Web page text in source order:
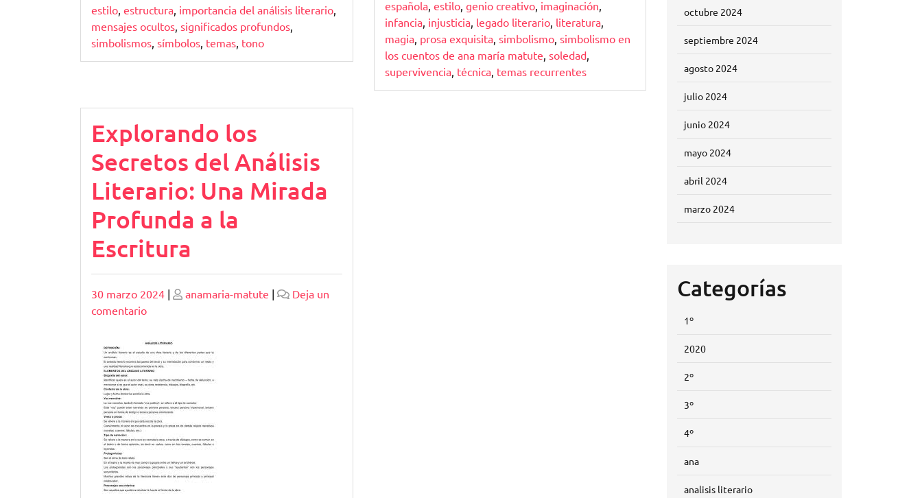
estilo, estructura, importancia del análisis literario,
mensajes ocultos, significados profundos,
simbolismos, símbolos, temas, tono
española, estilo, genio creativo, imaginación,
infancia, injusticia, legado literario, literatura,
magia, prosa exquisita, simbolismo, simbolismo en
los cuentos de ana maría matute, soledad,
supervivencia, técnica, temas recurrentes
Explorando los
Secretos del Análisis
Literario: Una Mirada
Profunda a la
Escritura
Publicado
30 marzo 2024 | Publicado
anamaria-matute |
Deja un
comentarioen
los
Secretos
del
Análisis
Literario:
Una
Mirada
Profunda
a
la
octubre 2024
septiembre 2024
agosto 2024
julio 2024
junio 2024
mayo 2024
abril 2024
marzo 2024
Categorías
1º
2020
2º
3º
4º
ana
analisis literario